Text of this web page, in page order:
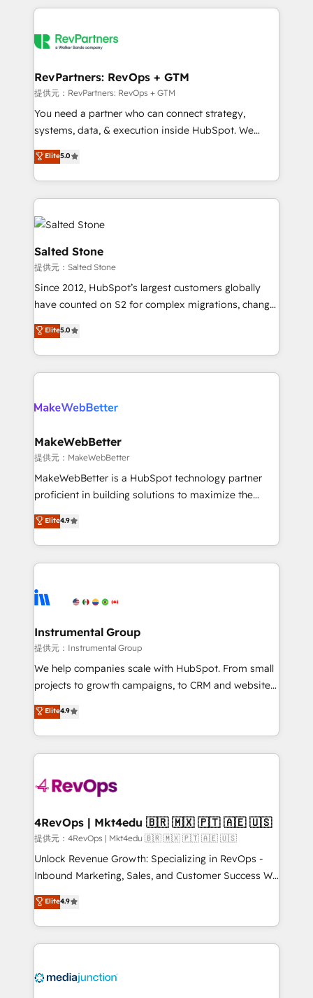
we de-risk complex CRM programmes and
multi-region migrations to AI-powered automation,
scale. 🏆 HubSpot’s CEO called us “the partner of the
future.” Others agree it is proof of trust built through
measurable impact.
RevPartners: RevOps + GTM
提供元：RevPartners: RevOps + GTM
You need a partner who can connect strategy,
systems, data, & execution inside HubSpot. We
bridge the gap where most agencies fall short by
combining GTM strategy with technical execution to
solve the right problem with the right solution. As the
only firm in the world to hold Elite Partner
Accreditations with both HubSpot and Clay, our
clients gain a unique advantage in CRM architecture,
pipeline generation, data intelligence, and go-to-
market execution. Why B2B Businesses Choose RP: -
Secure: Soc2 compliant 🛡️ - Pricing: Implementations
starting at $1,5k 💵 - Speed: Launch in 14 days ⚡ -
Scale: Fastest tiering Elite HubSpot Partner 🪴 -
technical agency for a growth problem. Hire a
Elite5.0
Salted Stone
提供元：Salted Stone
Since 2012, HubSpot’s largest customers globally
have counted on S2 for complex migrations, change
management, systems integration, and creative
solutions that deliver measurable impact and
transform brand experiences As one of the few full-
service creative agencies in the HubSpot
winning design to build scalable, globally
marketing campaigns, & RevOps frameworks that
fuel long-term success We connect the entire
customer lifecycle through seamless integrations,
ensure long-term adoption with change-
and service to drive sustainable growth With 6 key
HubSpot accreditations and experience across
teams has worked with clients just like you Let’s
explore whether S2 is the partner you’ve been
Elite5.0
MakeWebBetter
提供元：MakeWebBetter
MakeWebBetter is a HubSpot technology partner
proficient in building solutions to maximize the
operational efficiency of HubSpot. The fastest-
growing tech-enabler & facilitator, MakeWebBetter,
hands you the blend of HubSpot expertise &
eminent solutions & integrations. Trust us to
Elite Partners with 10+ years of HubSpot experience
Premier Partner 2023 🌟5 HubSpot Accreditations 🌟
Won HubSpot Theme Challenge 2021 🌟INBOUND’19
HubSpot Rising Star Why us? Harnessing the full
potential of the powerful HubSpot CRM. ✔️A team of
HubSpot experience ✔️Flexible pricing models —
Hourly-fee (assigned one Dedicated HubSpot
requirement). ✔️Helped over 25,000+ customers so
far with our HubSpot solutions. ✔️Bespoke apps &
on-demand bundle services. Connect with us today!
Elite4.9
Instrumental Group
提供元：Instrumental Group
We help companies scale with HubSpot. From small
projects to growth campaigns, to CRM and websites.
Hire an agency that's experienced in every inch of
HubSpot and willing to work hand-in-hand with your
team to simplify the complex and build a better
experience for your team and customers.
Elite4.9
4RevOps | Mkt4edu 🇧🇷 🇲🇽 🇵🇹 🇦🇪 🇺🇸
提供元：4RevOps | Mkt4edu 🇧🇷 🇲🇽 🇵🇹 🇦🇪 🇺🇸
Unlock Revenue Growth: Specializing in RevOps -
Inbound Marketing, Sales, and Customer Success We
specialize in driving revenue growth for companies
across industries through tailored marketing, sales,
and customer success strategies, utilizing RevOps
methodologies. As Latin America's largest HubSpot
offer unparalleled insights. Operating in five
Elite4.9